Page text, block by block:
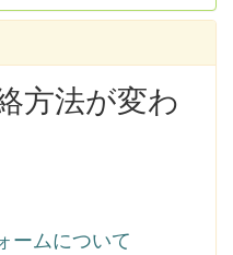
組んでいくこ
では、
支援につい
学教授 小玉
８０名、福祉
は約１００
て、本校保
いうことで発
思いや願いを
ることがで
ただきまし
一郎氏から
割につい
だきました。
方法が変わ
ームについて